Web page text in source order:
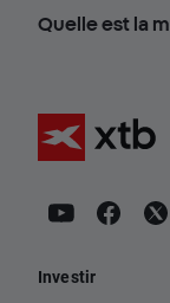
Quelle est la
Investir